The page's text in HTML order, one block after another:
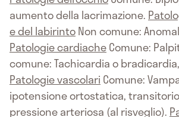
aumento della lacrimazione.
e del labirintoNon comune:
Patologie cardiacheComune:
comune: Tachicardia o
Patologie vascolari Comune:
ipotensione ortostatica,
pressione arteriosa (al risveglio).